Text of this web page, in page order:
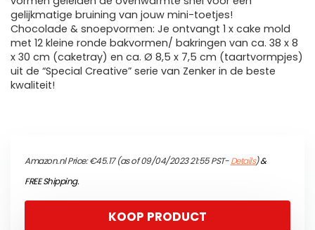
gelijkmatige bruining van jouw mini-toetjes!
Chocolade & snoepvormen: Je ontvangt 1 x cake mold
met 12 kleine ronde bakvormen/ bakringen van ca. 38 x 8
x 30 cm (caketray) en ca. Ø 8,5 x 7,5 cm (taartvormpjes)
uit de “Special Creative” serie van Zenker in de beste
kwaliteit!
Amazon.nl Price:€45.17(as of 09/04/2023 21:55 PST-Details)&
FREE Shipping.
KOOP PRODUCT